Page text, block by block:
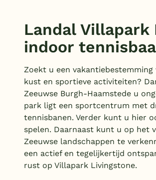
Landal
indoor
Zoekt u een
kust en sportieve activiteiten?
Zeeuwse Burgh-Haamstede u
park ligt een sportcentrum met
tennisbanen. Verder kunt u hier
spelen. Daarnaast kunt u op het
Zeeuwse landschappen te
een actief en tegelijkertijd
rust op Villapark Livingstone.